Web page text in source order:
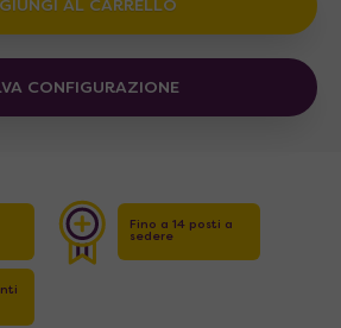
AL CARRELLO
CONFIGURAZIONE
Fino a 14 posti a
sedere